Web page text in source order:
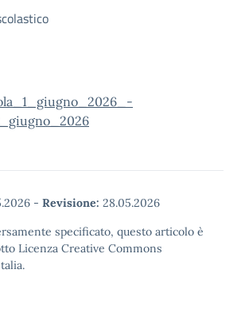
- Revisione: 28.05.2026
specificato, questo articolo è
Licenza Creative Commons